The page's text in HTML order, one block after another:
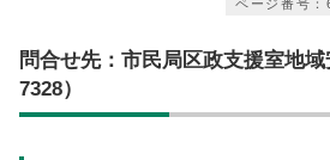
ページ番号
問合せ先：市民局区政支援室地
7328）